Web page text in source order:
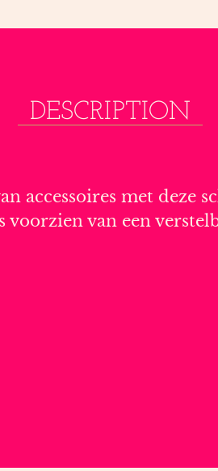
DESCRIPTION
accessoires met deze
voorzien van een